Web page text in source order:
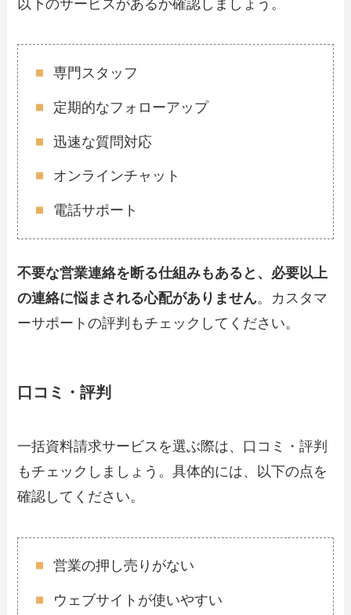
以下のサービスがあるか確認しましょう。
専門スタッフ
定期的なフォローアップ
迅速な質問対応
オンラインチャット
電話サポート
不要な営業連絡を断る仕組みもあると、必要以上
の連絡に悩まされる心配がありません。カスタマ
ーサポートの評判もチェックしてください。
口コミ・評判
一括資料請求サービスを選ぶ際は、口コミ・評判
もチェックしましょう。具体的には、以下の点を
確認してください。
営業の押し売りがない
ウェブサイトが使いやすい